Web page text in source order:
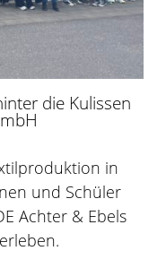
die Kulissen
in
und Schüler
Achter & Ebels